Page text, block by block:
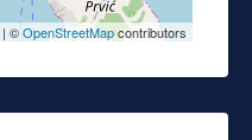
| ©OpenStreetMapcontributors